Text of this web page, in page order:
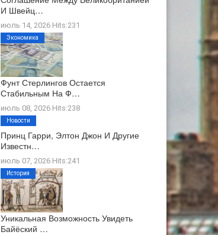
И Швейц…
июль 14, 2026 Hits:231
Фунт Стерлингов Остается
Стабильным На Ф…
июль 08, 2026 Hits:238
Экономика
Принц Гарри, Элтон Джон И Другие
Известн…
июль 07, 2026 Hits:241
Новости
Уникальная Возможность Увидеть
Байёский …
История